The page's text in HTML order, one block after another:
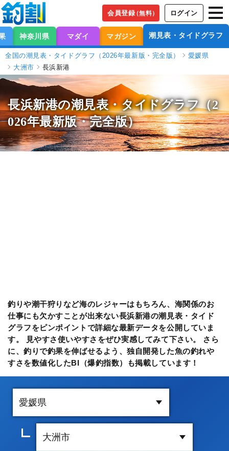
会員登録（無料） ログイン
神奈川県 マダイ マガジン 潮見表・タイドグラフ
全国の潮見表・タイドグラフ（2026年最新版・完全版）
愛媛県
大洲市
長浜新港
長浜新港の潮見表・タイドグラフ（2
026年最新版・完全版）
釣りや潮干狩りなど海のレジャーはもちろん、海関係のお
仕事にも欠かすことが出来ない長浜新港の潮見表・タイド
グラフをピンポイントで詳細な最新データを公開していま
す。 見やすさ使いやすさをぜひ実感してみて下さい。 さら
に、釣りで釣果を伸ばせるよう、独自開発した魚の釣れや
すさを数値化したBI（爆釣指数）も掲載しています！